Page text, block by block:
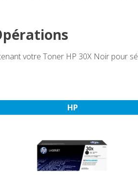
votre Toner HP 30X Noir pour
HP